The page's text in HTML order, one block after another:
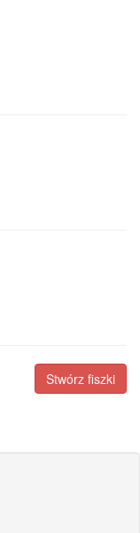
Stwórz fiszki